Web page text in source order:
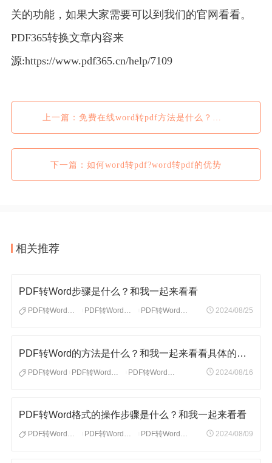
关的功能，如果大家需要可以到我们的官网看看。
PDF365转换文章内容来
源:https://www.pdf365.cn/help/7109
上一篇：免费在线word转pdf方法是什么？免费word转pdf方法分享
下一篇：如何word转pdf?word转pdf的优势
相关推荐
PDF转Word步骤是什么？和我一起来看看
PDF转Word步骤 PDF转Word格式 PDF转Word怎么转 2024/08/25
PDF转Word的方法是什么？和我一起来看看具体的操作步骤
PDF转Word PDF转Word格式 PDF转Word工具 2024/08/16
PDF转Word格式的操作步骤是什么？和我一起来看看
PDF转Word格式 PDF转Word格式怎么转 PDF转Word格式步骤 2024/08/09